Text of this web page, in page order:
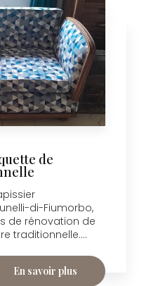
de
di-Fiumorbo,
de rénovation de
traditionnelle....
En savoir plus